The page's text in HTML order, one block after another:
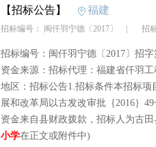
【招标公告】 福建
招标编号： 闽仟羽宁德〔2017〕 招
招标编号：闽仟羽宁德〔2017〕招
资金来源：招标代理：福建省仟羽
地区：招标公告1.招标条件本招标
展和改革局以古发改审批｛2016｝
资金来自县财政拨款，招标人为古
小学在正文或附件中)